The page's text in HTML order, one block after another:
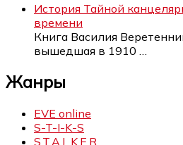
История Тайной
времени
Книга Василия
вышедшая в 1910
Жанры
EVE online
S-T-I-K-S
S.T.A.L.K.E.R.